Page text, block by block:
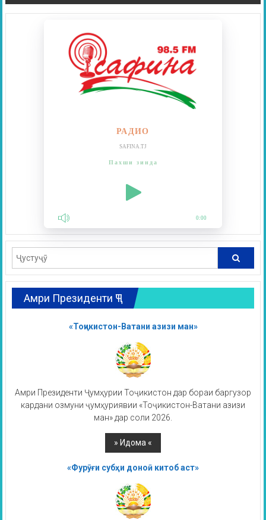
РАДИО
SAFINA.TJ
Пахши зинда
0:00
Амри Президенти ҶТ
«Тоҷикистон-Ватани азизи ман»
Амри Президенти Ҷумҳурии Тоҷикистон дар бораи баргузор
кардани озмуни ҷумҳуриявии «Тоҷикистон-Ватани азизи
ман» дар соли 2026.
«Фурӯғи субҳи доноӣ китоб аст»